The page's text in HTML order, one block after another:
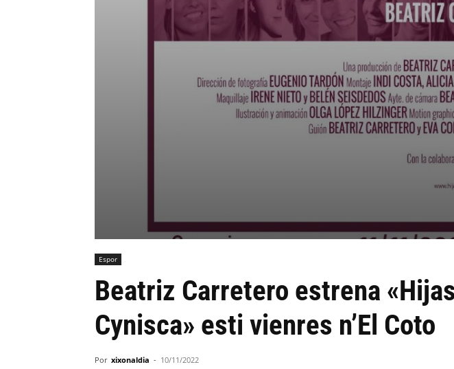
Espor
Beatriz Carretero estrena
Cynisca» esti vienres n’El Coto
Por xixonaldia - 10/11/2022